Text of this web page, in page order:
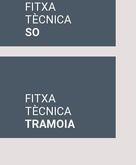
FITXA
TÈCNICA
SO
FITXA
TÈCNICA
TRAMOIA